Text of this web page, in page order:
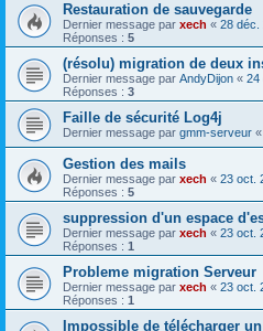
Restauration de sauvegarde
Dernier message par xech « 28 déc.
Réponses : 5
(résolu) migration de deux
Dernier message par AndyDijon « 24
Réponses : 3
Faille de sécurité Log4j
Dernier message par gmm-serveur «
Gestion des mails
Dernier message par xech « 23 oct.
Réponses : 5
suppression d'un espace
Dernier message par xech « 23 oct.
Réponses : 1
Probleme migration Serveur
Dernier message par xech « 23 oct.
Réponses : 1
Impossible de télécharger